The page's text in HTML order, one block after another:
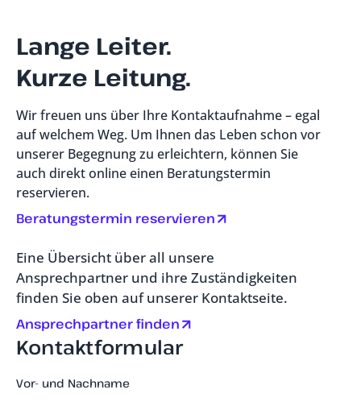
Lange Leiter.
Kurze Leitung.
Wir freuen uns über Ihre Kontaktaufnahme – egal
auf welchem Weg. Um Ihnen das Leben schon vor
unserer Begegnung zu erleichtern, können Sie
auch direkt online einen Beratungstermin
reservieren.
Beratungstermin reservieren
Eine Übersicht über all unsere
Ansprechpartner und ihre Zuständigkeiten
finden Sie oben auf unserer Kontaktseite.
Ansprechpartner finden
Kontaktformular
Vor- und Nachname